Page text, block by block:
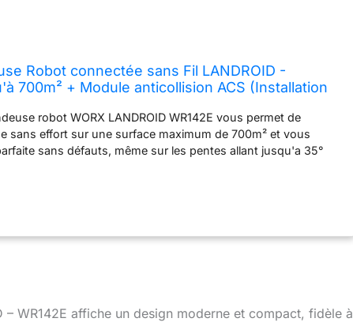
Robot connectée sans Fil LANDROID -
700m² + Module anticollision ACS (Installation
robot WORX LANDROID WR142E vous permet de
sans effort sur une surface maximum de 700m² et vous
sans défauts, même sur les pentes allant jusqu'a 35°
dans les passages les plus difficiles, dotée de la
robot LANDROID assure une tonte intelligente sans
étroits. Module supplémentaire en option pour tous
– WR142E affiche un design moderne et compact, fidèle à